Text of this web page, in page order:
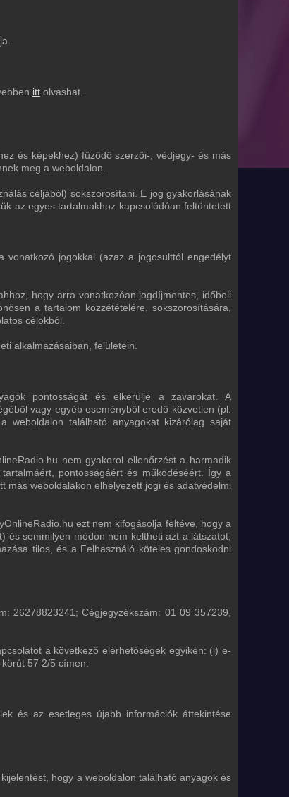
itt olvashat.
és képekhez) fűződő szerzői-, védjegy- és más
meg a weboldalon.
céljából) sokszorosítani. E jog gyakorlásának
az egyes tartalmakhoz kapcsolódóan feltüntetett
jogokkal (azaz a jogosulttól engedélyt
hogy arra vonatkozóan jogdíjmentes, időbeli
a tartalom közzétételére, sokszorosítására,
célokból.
alkalmazásaiban, felületein.
pontosságát és elkerülje a zavarokat. A
vagy egyéb eseményből eredő közvetlen (pl.
weboldalon található anyagokat kizárólag saját
nem gyakorol ellenőrzést a harmadik
pontosságáért és működéséért. Így a
más weboldalakon elhelyezett jogi és adatvédelmi
ezt nem kifogásolja feltéve, hogy a
és semmilyen módon nem keltheti azt a látszatot,
tilos, és a Felhasználó köteles gondoskodni
26278823241; Cégjegyzékszám: 01 09 357239,
a következő elérhetőségek egyikén: (i) e-
57 2/5 címen.
és az esetleges újabb információk áttekintése
hogy a weboldalon található anyagok és